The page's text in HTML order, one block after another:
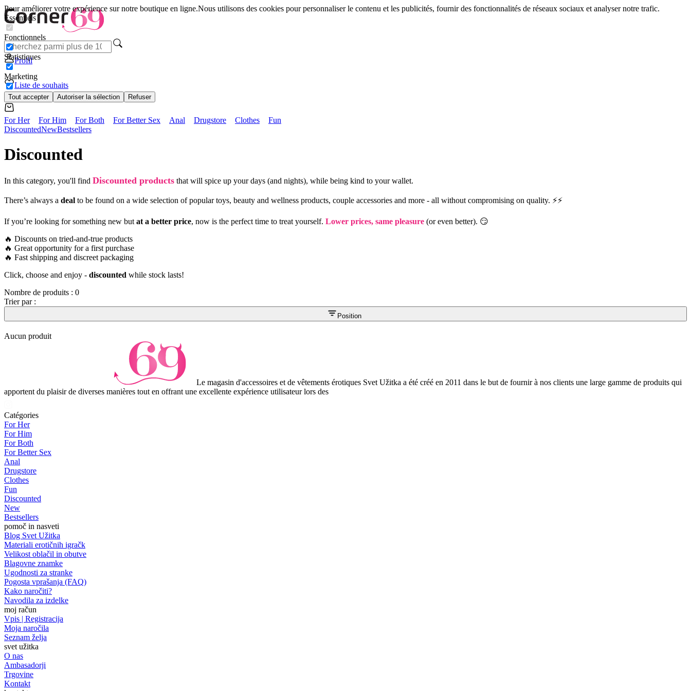
Pour améliorer votre expérience sur notre boutique en ligne.Nous utilisons des cookies pour personnaliser le contenu et les publicités, fournir des fonctionnalités de réseaux sociaux et analyser notre trafic.
Essentiels
Fonctionnels
Statistiques
Marketing
Tout accepter Autoriser la sélection Refuser
Profil
Liste de souhaits
For Her For Him For Both For Better Sex Anal Drugstore Clothes
Fun
DiscountedNewBestsellers
Discounted
In this category, you'll find Discounted products that will spice up your days (and nights), while being kind to your wallet.
There’s always a deal to be found on a wide selection of popular toys, beauty and wellness products, couple accessories and more - all without compromising on quality. ⚡⚡
If you’re looking for something new but at a better price, now is the perfect time to treat yourself. Lower prices, same pleasure (or even better). 😏
🔥 Discounts on tried-and-true products
🔥 Great opportunity for a first purchase
🔥 Fast shipping and discreet packaging
Click, choose and enjoy - discounted while stock lasts!
Nombre de produits : 0
Trier par :
Position
Aucun produit
Le magasin d'accessoires et de vêtements érotiques Svet Užitka a été créé en 2011 dans le but de fournir à nos clients une large gamme de produits qui
apportent du plaisir de diverses manières tout en offrant une excellente expérience utilisateur lors des
Catégories
For Her
For Him
For Both
For Better Sex
Anal
Drugstore
Clothes
Fun
Discounted
New
Bestsellers
pomoč in nasveti
Blog Svet Užitka
Materiali erotičnih igračk
Velikost oblačil in obutve
Blagovne znamke
Ugodnosti za stranke
Pogosta vprašanja (FAQ)
Kako naročiti?
Navodila za izdelke
moj račun
Vpis | Registracija
Moja naročila
Seznam želja
svet užitka
O nas
Ambasadorji
Trgovine
Kontakt